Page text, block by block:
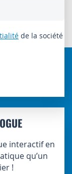
de la société
interactif en
qu’un
!